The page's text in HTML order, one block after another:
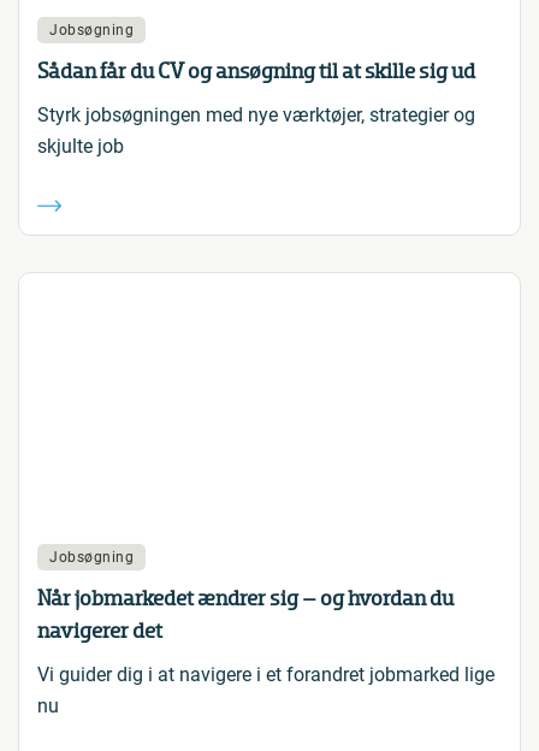
Jobsøgning
Sådan får du CV og ansøgning til at skille sig ud
Styrk jobsøgningen med nye værktøjer, strategier og
skjulte job
Jobsøgning
Når jobmarkedet ændrer sig – og hvordan du
navigerer det
Vi guider dig i at navigere i et forandret jobmarked lige
nu